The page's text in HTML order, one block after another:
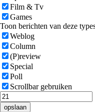
Film & Tv
Games
Toon berichten van deze
Weblog
Column
(P)review
Special
Poll
Scrollbar gebruiken
opslaan